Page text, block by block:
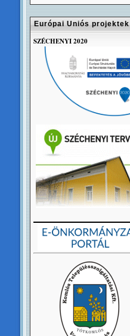
Európai Uniós projektek
SZÉCHENYI 2020